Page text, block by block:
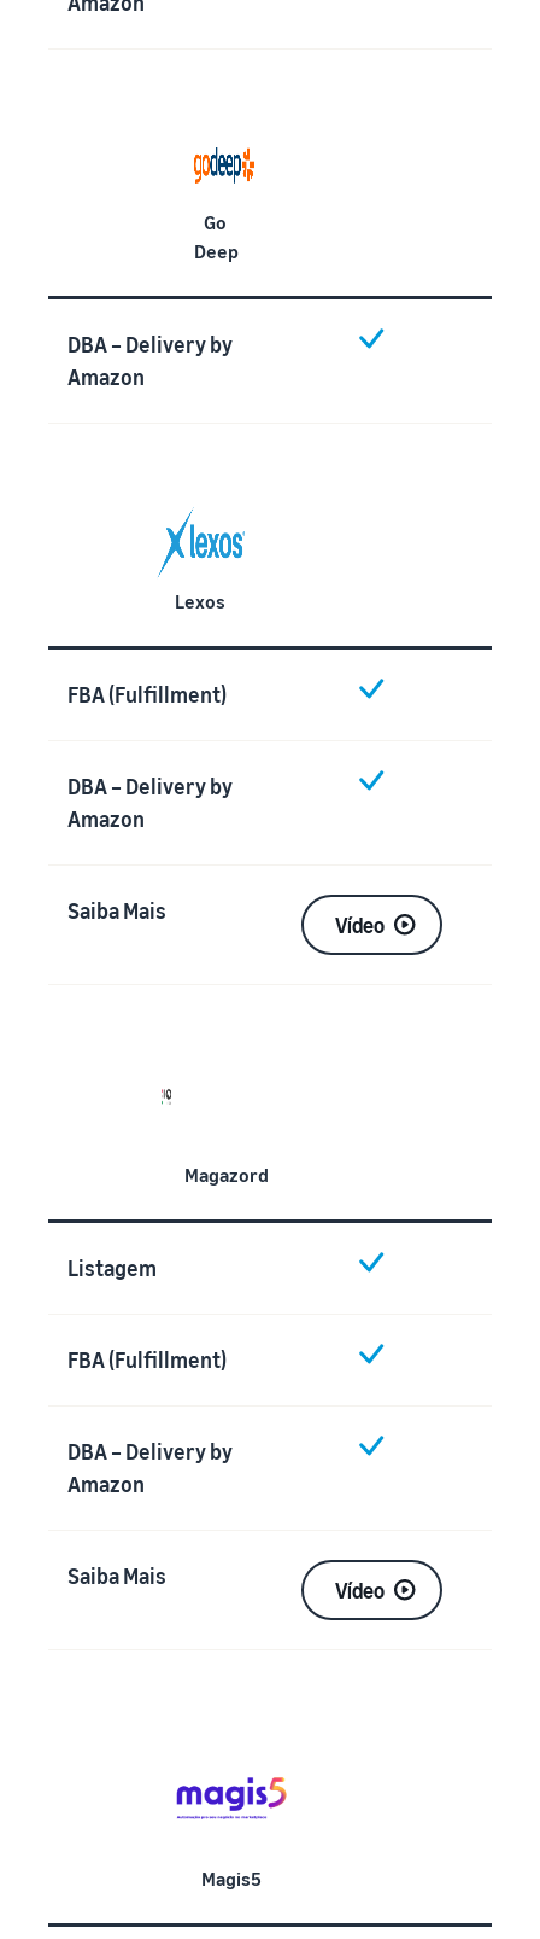
Go
Deep
DBA – Delivery by
Amazon
Lexos
FBA (Fulfillment)
DBA – Delivery by
Amazon
Saiba Mais
Vídeo
Magazord
Listagem
FBA (Fulfillment)
DBA – Delivery by
Amazon
Saiba Mais
Vídeo
Magis5